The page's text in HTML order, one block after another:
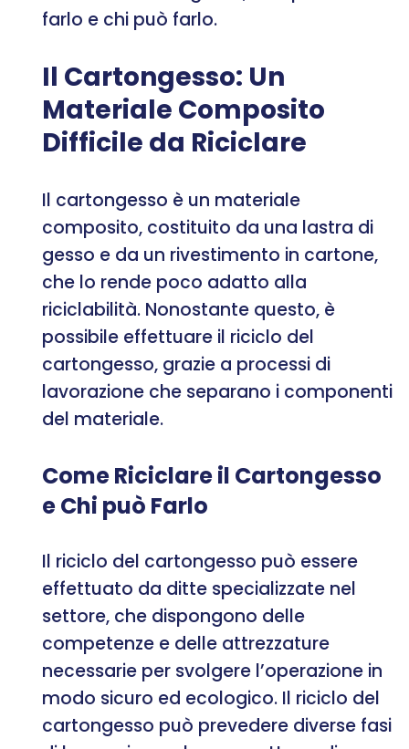
farlo e chi può farlo.
Il Cartongesso: Un
Materiale Composito
Difficile da Riciclare
Il cartongesso è un materiale
composito, costituito da una lastra di
gesso e da un rivestimento in cartone,
che lo rende poco adatto alla
riciclabilità. Nonostante questo, è
possibile effettuare il riciclo del
cartongesso, grazie a processi di
lavorazione che separano i componenti
del materiale.
Come Riciclare il Cartongesso
e Chi può Farlo
Il riciclo del cartongesso può essere
effettuato da ditte specializzate nel
settore, che dispongono delle
competenze e delle attrezzature
necessarie per svolgere l’operazione in
modo sicuro ed ecologico. Il riciclo del
cartongesso può prevedere diverse fasi